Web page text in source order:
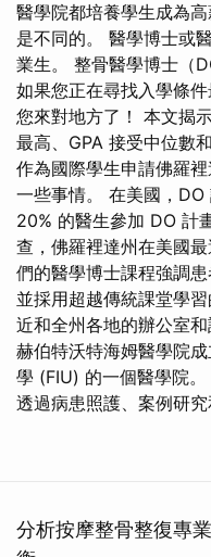
醫學院都培養學生成為
是不同的。 醫學博士或
業生。 整骨醫學博士（
如果您正在尋找入學條
您來對地方了！ 本文揭
最高、GPA 接受中位數
作為國際學生申請佛羅
一些事情。 在美國，
20% 的醫生參加 DO 計
查，佛羅裡達州在美國
們的醫學博士課程強調
並採用超越傳統課堂學
近和全州各地的辦公室和
赫伯特沃特海姆醫學院
學 (FIU) 的一個醫學院。
透過病患照護、案例研究
分析按摩整骨整復專